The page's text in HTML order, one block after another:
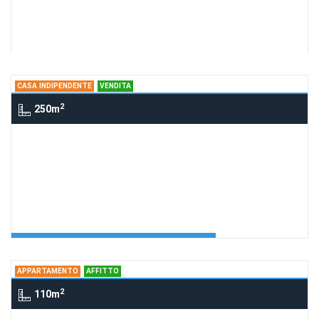
CASA INDIPENDENTE VENDITA
250m2
APPARTAMENTO AFFITTO
110m2